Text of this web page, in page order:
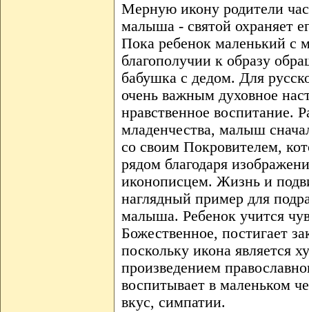
Мерную икону родители
малыша - святой охраняет
Пока ребенок маленький с
благополучии к образу
бабушка с дедом. Для
очень важным духовное
нравственное воспитание.
младенчества, малыш
со своим Покровителем,
рядом благодаря
иконописцем. Жизнь и
наглядный пример для
малыша. Ребенок учится
Божественное, постигает
поскольку икона является
произведением
воспитывает в маленьком
вкус, симпатии.